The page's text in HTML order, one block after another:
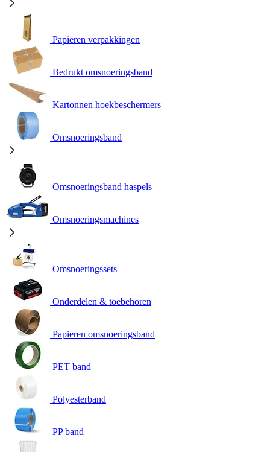
Papieren verpakkingen
Bedrukt omsnoeringsband
Kartonnen hoekbeschermers
Omsnoeringsband
Omsnoeringsband haspels
Omsnoeringsmachines
Omsnoeringssets
Onderdelen & toebehoren
Papieren omsnoeringsband
PET band
Polyesterband
PP band